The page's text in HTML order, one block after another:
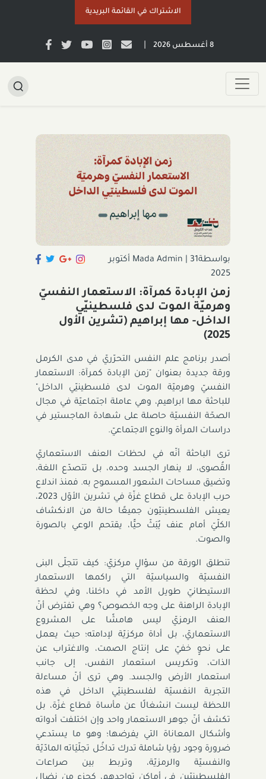
الاشتراك في القائمة البريدية
8 أغسطس 2026
بواسطةMada Admin
31 أكتوبر
2025
زمن الإبادة كمرآة: الاستعمار النفسيّ
وهرميّة الموت لدى فلسطينيّي
الداخل- مها إبراهيم (تشرين الأول
2025)‎
أصدر برنامج علم النفس التحرّريّ في مدى الكرمل
ورقة جديدة بعنوان "زمن الإبادة كمرآة: الاستعمار
النفسيّ وهرميّة الموت لدى فلسطينيّي الداخل"
للباحثة مها ابراهيم، وهي عاملة اجتماعيّة في مجال
الصحّة النفسيّة حاصلة على شهادة الماجستير في
دراسات المرأة والنوع الاجتماعيّ.
ترى الباحثة أنّه في لحظات العنف الاستعماريّ
القُصوى، لا ينهار الجسد وحده، بل تتصدّع اللغة،
وتضيق مساحات الشعور المسموح به. فمنذ اندلاع
حرب الإبادة على قطاع غزّة في تشرين الأوّل 2023،
يعيش الفلسطينيّون جميعًا حالة من الانكشاف
الكلّيّ أمام عنف يُبَثّ حيًّا، يقتحم الوعي بالصورة
والصوت.
تنطلق الورقة من سؤالٍ مركزيّ: كيف تتجلّى البنى
النفسيّة والسياسيّة التي راكمها الاستعمار
الاستيطانيّ طويل الأمد في داخلنا، وفي لحظة
الإبادة الراهنة على وجه الخصوص؟ وهي تفترض أنّ
العنف الرمزيّ ليس هامشًا على المشروع
الاستعماريّ، بل أداة مركزيّة لإدامته؛ حيث يعمل
على نحوٍ خفيّ على إنتاج الصمت، والاغتراب عن
الذات، وتكريس استعمار النفس، إلى جانب
استعمار الأرض والجسد. وهي ترى أنّ مساءلة
التجربة النفسيّة لفلسطينيّي الداخل في هذه
اللحظة ليست انشغالًا عن مأساة قطاع غزّة، بل
تكشف أنّ جوهر الاستعمار واحد وإن اختلفت أدواته
وأشكال المعاناة التي يفرضها؛ وهو ما يستدعي
ضرورة وجود رؤيا شاملة تدرك تداخُل تجلّيَاته المادّيّة
والنفسيّة والرمزيّة، وتربط بين صراعات